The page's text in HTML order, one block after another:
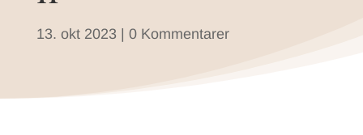
13. okt 2023| 0 Kommentarer